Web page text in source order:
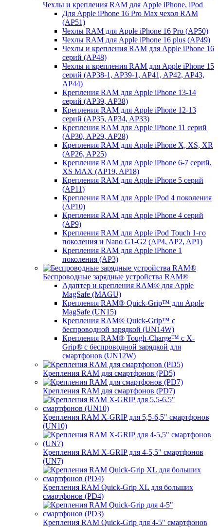
Чехлы и крепления RAM для Apple iPhone, iPod
Для Apple iPhone 16 Pro Max чехол RAM
(AP51)
Чехлы RAM для Apple iPhone 16 Pro (AP50)
Чехлы RAM для Apple iPhone 16 plus (AP49)
Чехлы и крепления RAM для Apple iPhone 16
серий (AP48)
Чехлы и крепления RAM для Apple iPhone 15
серий (AP38-1, AP39-1, AP41, AP42, AP43,
AP44)
Крепления RAM для Apple iPhone 13-14
серий (AP39, AP38)
Крепления RAM для Apple iPhone 12-13
серий (AP35, AP34, AP33)
Крепления RAM для Apple iPhone 11 серий
(AP30, AP29, AP28)
Крепления RAM для Apple iPhone X, XS, XR
(AP26, AP25)
Крепления RAM для Apple iPhone 6-7 серий,
XS MAX (AP19, AP18)
Крепления RAM для Apple iPhone 5 серий
(AP11)
Крепления RAM для Apple iPod 4 поколения
(AP10)
Крепления RAM для Apple iPhone 4 серий
(AP9)
Крепления RAM для Apple iPod Touch 1-го
поколения и Nano G1-G2 (AP4, AP2, AP1)
Крепления RAM для Apple iPhone 1
поколения (AP3)
Беспроводные зарядные устройства RAM®
Адаптер и крепления RAM® для Apple
MagSafe (MAGU)
Крепления RAM® Quick-Grip™ для Apple
MagSafe (UN15)
Крепления RAM® Quick-Grip™ с
беспроводной зарядкой (UN14W)
Крепления RAM® Tough-Charge™ с X-
Grip® с беспроводной зарядкой для
смартфонов (UN12W)
Крепления RAM для смартфонов (PD5)
Крепления RAM для смартфонов (PD7)
Крепления RAM X-GRIP для 5,5-6,5" смартфонов
(UN10)
Крепления RAM X-GRIP для 4-5,5" смартфонов
(UN7)
Крепления RAM Quick-Grip XL для больших
смартфонов (PD4)
Крепления RAM Quick-Grip для 4-5" смартфонов